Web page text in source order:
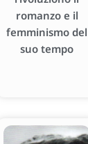
romanzo e il
femminismo del
suo tempo